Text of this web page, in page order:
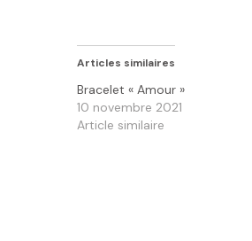
Articles similaires
Bracelet « Amour »
10 novembre 2021
Article similaire